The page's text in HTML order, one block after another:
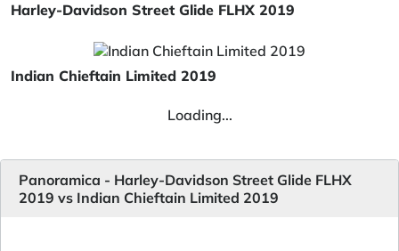
Harley-Davidson Street Glide FLHX 2019
Indian Chieftain Limited 2019
Loading...
Panoramica - Harley-Davidson Street Glide FLHX
2019 vs Indian Chieftain Limited 2019